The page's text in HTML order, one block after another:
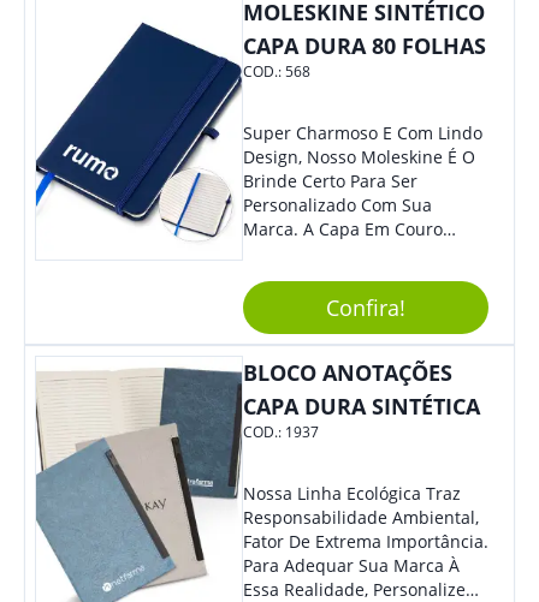
Colaboradores, Sem Dúvidas
MOLESKINE SINTÉTICO
CAPA DURA 80 FOLHAS
COD.:568
Super Charmoso E Com Lindo
Design, Nosso Moleskine É O
Brinde Certo Para Ser
Personalizado Com Sua
Marca. A Capa Em Couro
Elástico Permite Maior
Segurança Ao Carregá-Lo.
Ofereça A Seus Clientes E
Colaboradores, Sem Dúvidas
Eles Irão Adorar.
Confira!
BLOCO ANOTAÇÕES
CAPA DURA SINTÉTICA
COD.: 1937
Nossa Linha Ecológica Traz
Responsabilidade Ambiental,
Fator De Extrema Importância.
Para Adequar Sua Marca À
Essa Realidade, Personalize